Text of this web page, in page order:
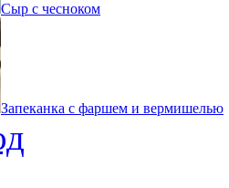
Сыр с чесноком
Запеканка с фаршем и вермишелью